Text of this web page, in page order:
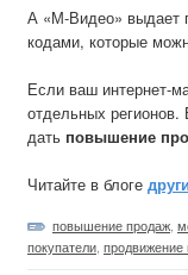
А «М-Видео» выдает
кодами, которые
Если ваш интернет-
отдельных регионов.
дать повышение
Читайте в блоге
повышение продаж
покупатели продвижение